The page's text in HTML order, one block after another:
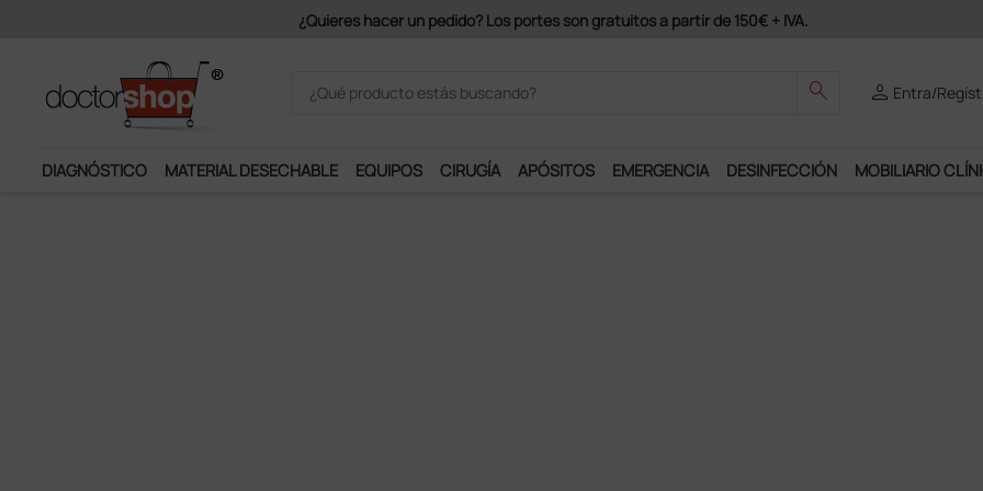
Únete al programa Ds Plus y podrás disfrutar de muchos servicios exclusivos.
search person Entra/
DIAGNÓSTICO MATERIAL DESECHABLE EQUIPOS CIRUGÍA APÓSITOS EMERGENCIA DESINFECCIÓN MOBILIARIO